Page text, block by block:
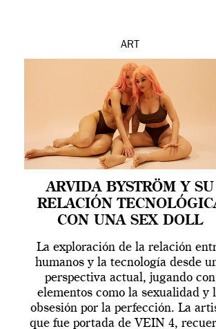
ART
ARVIDA BYSTRÖM Y SU
RELACIÓN
CON UNA SEX DOLL
La exploración de la relación
humanos y la tecnología desde
perspectiva actual, jugando con
elementos como la sexualidad y
obsesión por la perfección. La
que fue portada de VEIN 4,